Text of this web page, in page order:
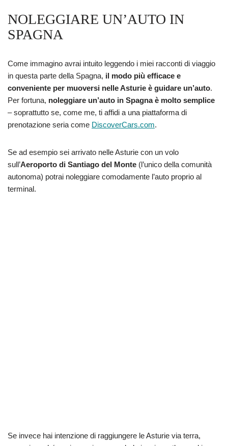
NOLEGGIARE UN’AUTO IN
SPAGNA
Come immagino avrai intuito leggendo i miei racconti di viaggio
in questa parte della Spagna, il modo più efficace e
conveniente per muoversi nelle Asturie è guidare un’auto.
Per fortuna, noleggiare un’auto in Spagna è molto semplice
– soprattutto se, come me, ti affidi a una piattaforma di
prenotazione seria come DiscoverCars.com.
Se ad esempio sei arrivato nelle Asturie con un volo
sull’Aeroporto di Santiago del Monte (l’unico della comunità
autonoma) potrai noleggiare comodamente l’auto proprio al
terminal.
Se invece hai intenzione di raggiungere le Asturie via terra,